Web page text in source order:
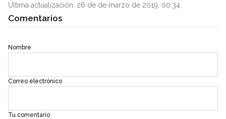
Última actualización: 26 de de marzo de 2019, 00:34
Comentarios
Nombre
Correo electrónico
Tu comentario